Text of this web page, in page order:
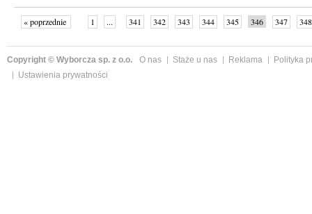
« poprzednie 1 ... 341 342 343 344 345 346 347
348
Copyright © Wyborcza sp. z o.o. O nas Staże u nas Reklama
Polityka
Ustawienia prywatności